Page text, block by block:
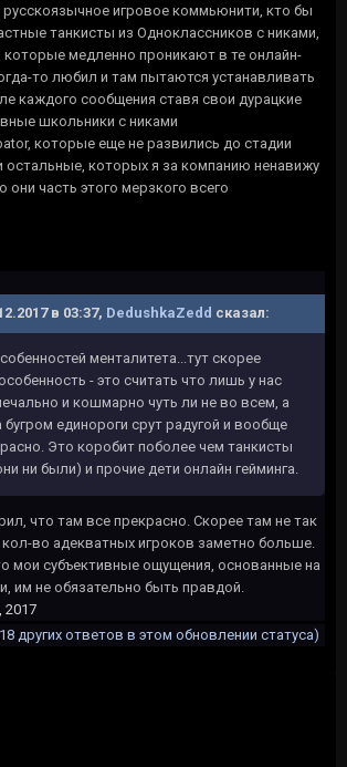
игровое коммьюнити, кто бы
танкисты из Одноклассников с никами,
которые медленно проникают в те онлайн-
то любил и там пытаются устанавливать
каждого сообщения ставя свои дурацкие
школьники с никами
которые еще не развились до стадии
остальные, которых я за компанию ненавижу
они часть этого мерзкого всего
в 03:37, DedushkaZedd сказал:
менталитета...тут скорее
- это считать что лишь у нас
и кошмарно чуть ли не во всем, а
бугром единороги срут радугой и вообще
Это коробит поболее чем танкисты
ни были) и прочие дети онлайн гейминга.
что там все прекрасно. Скорее там не так
кол-во адекватных игроков заметно больше.
мои субъективные ощущения, основанные на
им не обязательно быть правдой.
2017
других ответов в этом обновлении статуса)